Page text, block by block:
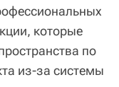
которые
по
из-за системы